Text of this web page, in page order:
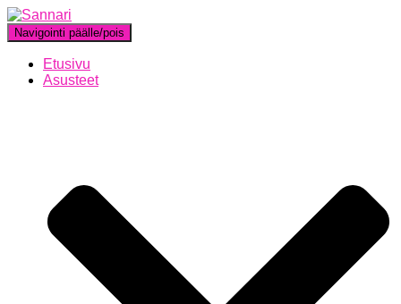
Navigointi päälle/pois
Etusivu
Asusteet